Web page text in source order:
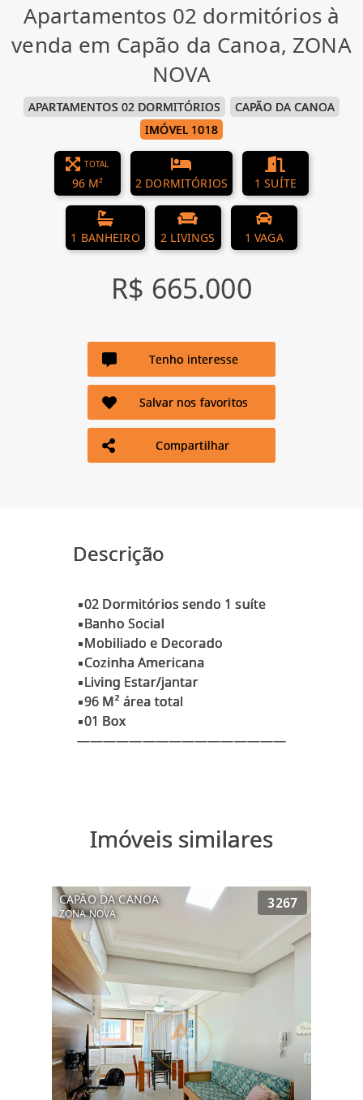
Apartamentos 02 dormitórios à
venda em Capão da Canoa, ZONA
NOVA
APARTAMENTOS 02 DORMITÓRIOS
CAPÃO DA CANOA
IMÓVEL 1018
TOTAL
96 M² 2 DORMITÓRIOS 1 SUÍTE
1 BANHEIRO 2 LIVINGS 1 VAGA
R$ 665.000
Tenho interesse
Salvar nos favoritos
Compartilhar
Descrição
▪02 Dormitórios sendo 1 suíte
▪Banho Social
▪Mobiliado e Decorado
▪Cozinha Americana
▪Living Estar/jantar
▪96 M² área total
▪01 Box
Imóveis similares
CAPÃO DA CANOA
ZONA NOVA
3267